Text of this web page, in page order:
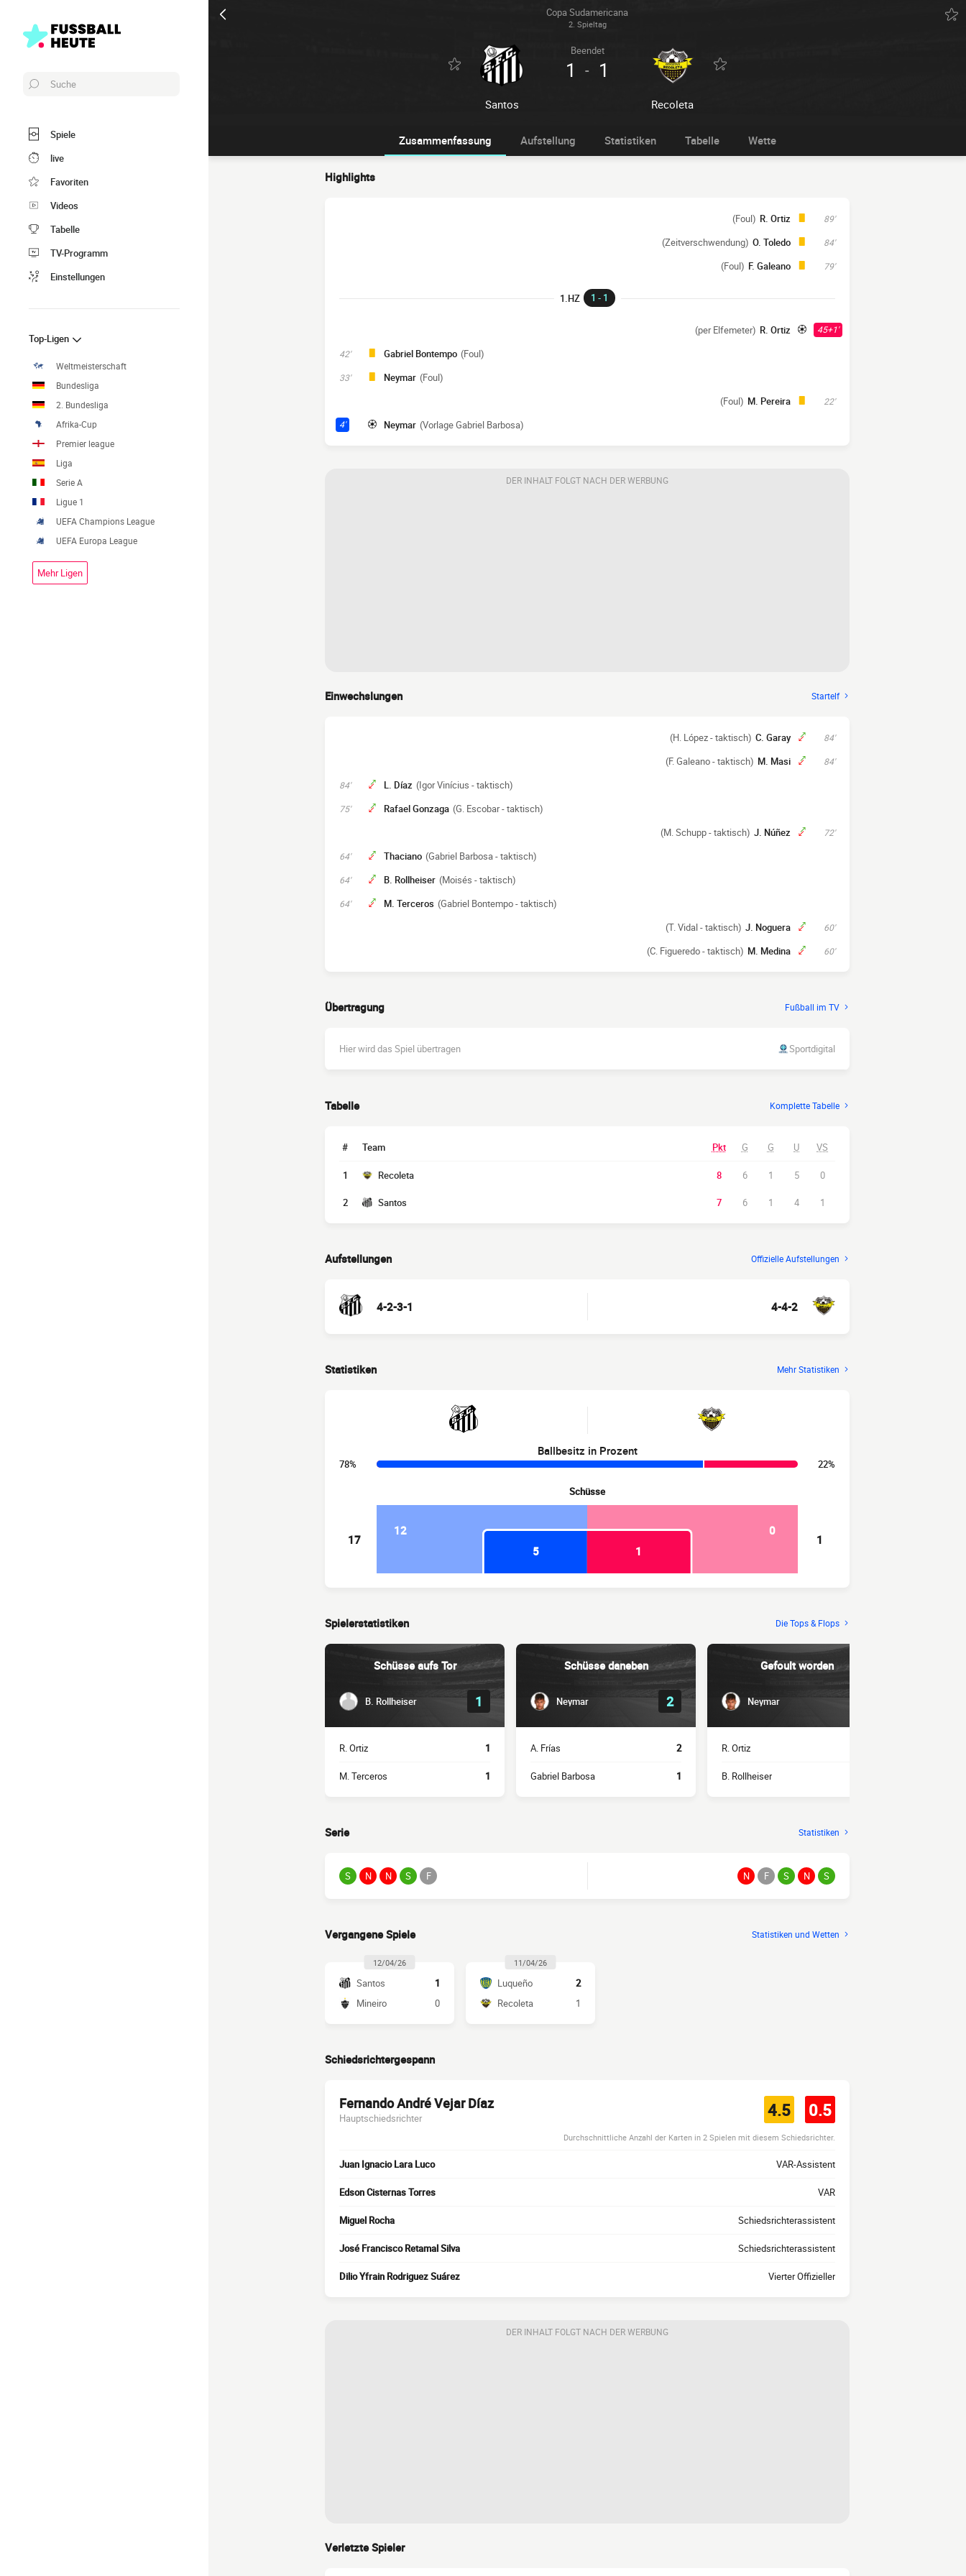
Copa Sudamericana
2. Spieltag
Santos
Beendet
1 - 1
Recoleta
Suche
Spiele
live
Favoriten
Videos
Tabelle
TV-Programm
Einstellungen
Top-Ligen
Weltmeisterschaft
Bundesliga
2. Bundesliga
Afrika-Cup
Premier league
Liga
Serie A
Ligue 1
UEFA Champions League
UEFA Europa League
Mehr Ligen
Zusammenfassung Aufstellung Statistiken Tabelle Wette
Highlights
89'
R. Ortiz
(Foul)
84'
O. Toledo
(Zeitverschwendung)
79'
F. Galeano
(Foul)
1.HZ 1 - 1
45+1'
R. Ortiz
(per Elfemeter)
42' Gabriel Bontempo (Foul)
33' Neymar (Foul)
22'
M. Pereira
(Foul)
4' Neymar (Vorlage Gabriel Barbosa)
DER INHALT FOLGT NACH DER WERBUNG
Einwechslungen Startelf
84'
C. Garay
(H. López - taktisch)
84'
M. Masi
(F. Galeano - taktisch)
84' L. Díaz (Igor Vinícius - taktisch)
75' Rafael Gonzaga (G. Escobar - taktisch)
72'
J. Núñez
(M. Schupp - taktisch)
64' Thaciano (Gabriel Barbosa - taktisch)
64' B. Rollheiser (Moisés - taktisch)
64' M. Terceros (Gabriel Bontempo - taktisch)
60'
J. Noguera
(T. Vidal - taktisch)
60'
M. Medina
(C. Figueredo - taktisch)
Übertragung Fußball im TV
Hier wird das Spiel übertragen Sportdigital
Tabelle Komplette Tabelle
# Team Pkt G G U VS
1 Recoleta 8 6 1 5 0
2 Santos 7 6 1 4 1
Aufstellungen Offizielle Aufstellungen
4-2-3-1 4-4-2
Statistiken Mehr Statistiken
Ballbesitz in Prozent
78% 22%
Schüsse
17
12
0
5
1
1
Spielerstatistiken Die Tops & Flops
Schüsse aufs Tor
B. Rollheiser 1
R. Ortiz 1
M. Terceros 1
Schüsse daneben
Neymar 2
A. Frías 2
Gabriel Barbosa 1
Gefoult worden
Neymar
R. Ortiz
B. Rollheiser
Serie Statistiken
S N N S F N F S N S
Vergangene Spiele Statistiken und Wetten
12/04/26
Santos
1
Mineiro
0
11/04/26
Luqueño
2
Recoleta
1
Schiedsrichtergespann
Fernando André Vejar Díaz
Hauptschiedsrichter 4.5 0.5
Durchschnittliche Anzahl der Karten in 2 Spielen mit diesem Schiedsrichter.
Juan Ignacio Lara Luco VAR-Assistent
Edson Cisternas Torres VAR
Miguel Rocha Schiedsrichterassistent
José Francisco Retamal Silva Schiedsrichterassistent
Dilio Yfrain Rodriguez Suárez Vierter Offizieller
DER INHALT FOLGT NACH DER WERBUNG
Verletzte Spieler